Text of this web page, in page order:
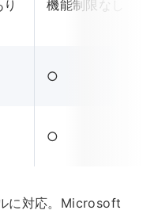
機能制限なし
○
○
に対応。Microsoft